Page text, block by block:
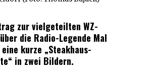
zur vielgeteilten WZ-
die Radio-Legende Mal
kurze „Steakhaus-
in zwei Bildern.